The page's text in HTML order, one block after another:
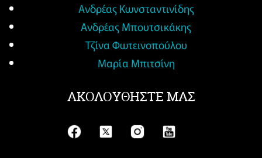
Ανδρέας Κωνσταντινίδης
Ανδρέας Μπουτσικάκης
Τζίνα Φωτεινοπούλου
Μαρία Μπιτσίνη
ΑΚΟΛΟΥΘΗΣΤΕ ΜΑΣ